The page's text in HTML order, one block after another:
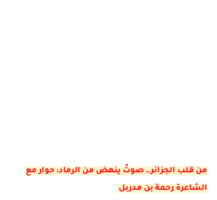
من قلب الجزائر… صوتٌ ينهض من الرماد: حوار مع
الشاعرة رحمة بن مدربل